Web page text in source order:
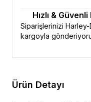
Hızlı &
Siparişlerinizi Harley-
kargoyla
Ürün Detayı